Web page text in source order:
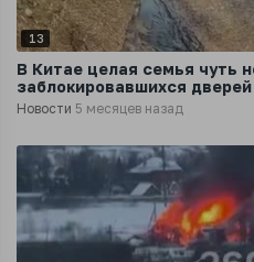
13
В Китае целая семья чуть
заблокировавшихся
Новости 5 месяцев назад